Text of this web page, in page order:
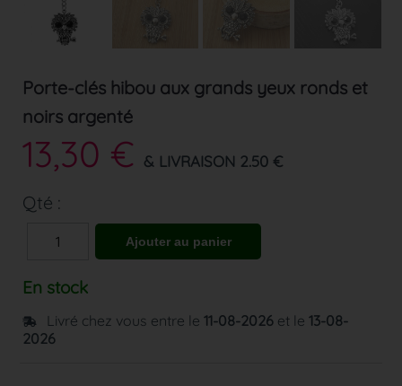
Porte-clés hibou aux grands yeux ronds et
noirs argenté
13,30 € & LIVRAISON 2.50 €
Qté :
En stock
Livré chez vous entre le11-08-2026 et le13-08-
2026